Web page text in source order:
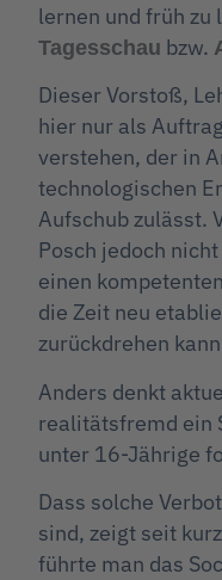
lernen und früh zu
Tagesschau bzw.
Dieser Vorstoß,
hier nur als
verstehen, der in
technologischen
Aufschub zulässt.
Posch jedoch
einen
die Zeit neu
zurückdrehen
Anders denkt
realitätsfremd ein
unter 16-Jährige
Dass solche
sind, zeigt seit
führte man das